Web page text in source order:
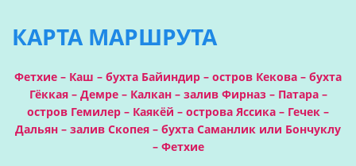
КАРТА МАРШРУТА
Фетхие – Каш – бухта Байиндир – остров Кекова – бухта
Гёккая – Демре – Калкан – залив Фирназ – Патара –
остров Гемилер – Каякёй – острова Яссика – Гечек –
Дальян – залив Скопея – бухта Саманлик или Бончуклу
– Фетхие